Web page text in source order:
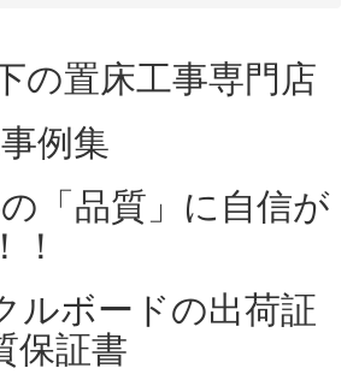
ルボードの出荷証
保証書